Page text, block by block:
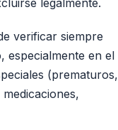
legalmente.
verificar siempre
especialmente en el
(prematuros,